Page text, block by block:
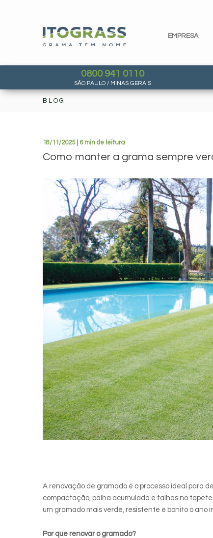
EMPRESA
0800 941 0110
SÃO PAULO / MINAS GERAIS
BLOG
18/11/2025 | 6 min de leitura
Como manter a grama sempre
A renovação de gramado é o processo ideal para
compactação, palha acumulada e falhas no
um gramado mais verde, resistente e bonito o ano
Por que renovar o gramado?